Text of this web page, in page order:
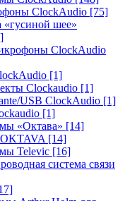
ClockAudio [75]
шее»
ClockAudio
[1]
Clockaudio [1]
USB ClockAudio [1]
[1]
«Октава» [14]
[14]
Televic [16]
система связи